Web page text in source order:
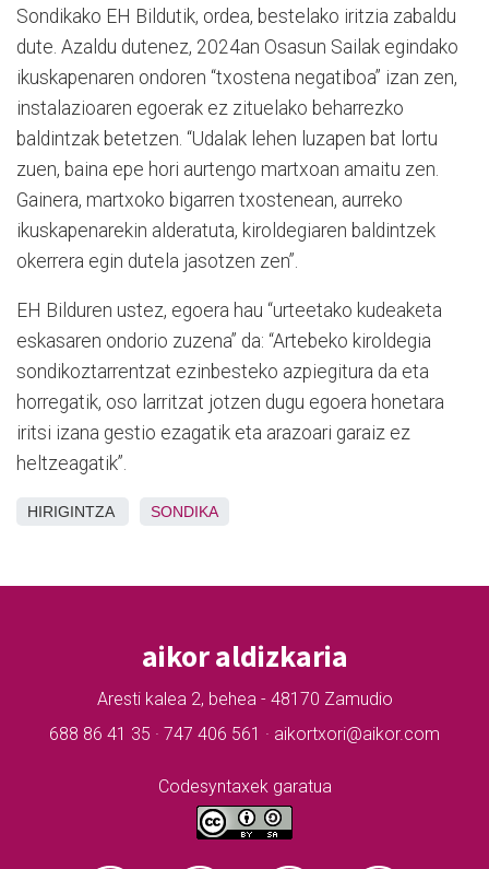
Sondikako EH Bildutik, ordea, bestelako iritzia zabaldu
dute. Azaldu dutenez, 2024an Osasun Sailak egindako
ikuskapenaren ondoren “txostena negatiboa” izan zen,
instalazioaren egoerak ez zituelako beharrezko
baldintzak betetzen. “Udalak lehen luzapen bat lortu
zuen, baina epe hori aurtengo martxoan amaitu zen.
Gainera, martxoko bigarren txostenean, aurreko
ikuskapenarekin alderatuta, kiroldegiaren baldintzek
okerrera egin dutela jasotzen zen”.
EH Bilduren ustez, egoera hau “urteetako kudeaketa
eskasaren ondorio zuzena” da: “Artebeko kiroldegia
sondikoztarrentzat ezinbesteko azpiegitura da eta
horregatik, oso larritzat jotzen dugu egoera honetara
iritsi izana gestio ezagatik eta arazoari garaiz ez
heltzeagatik”.
HIRIGINTZA SONDIKA
aikor aldizkaria
Aresti kalea 2, behea - 48170 Zamudio
688 86 41 35 · 747 406 561 · aikortxori@aikor.com
Codesyntaxek garatua